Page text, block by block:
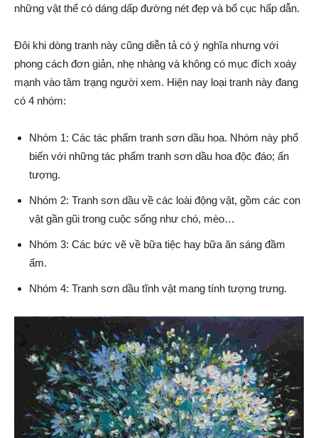
những vật thể có dáng dấp đường nét đẹp và bố cục hấp dẫn.
Đôi khi dòng tranh này cũng diễn tả có ý nghĩa nhưng với
phong cách đơn giản, nhẹ nhàng và không có mục đích xoáy
mạnh vào tâm trạng người xem. Hiện nay loại tranh này đang
có 4 nhóm:
Nhóm 1: Các tác phẩm tranh sơn dầu hoa. Nhóm này phổ
biến với những tác phẩm tranh sơn dầu hoa độc đáo; ấn
tượng.
Nhóm 2: Tranh sơn dầu về các loài động vật, gồm các con
vật gần gũi trong cuộc sống như chó, mèo…
Nhóm 3: Các bức vẽ về bữa tiệc hay bữa ăn sáng đầm
ấm.
Nhóm 4: Tranh sơn dầu tĩnh vật mang tính tượng trưng.